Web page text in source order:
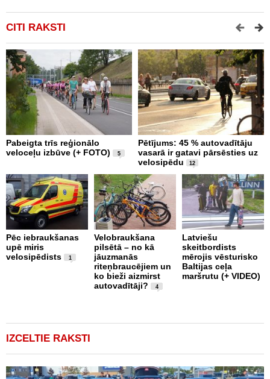
CITI RAKSTI
Pabeigta trīs reģionālo
veloceļu izbūve (+ FOTO)
5
Pētījums: 45 % autovadītāju
vasarā ir gatavi pārsēsties uz
velosipēdu
12
Pēc iebraukšanas
upē miris
velosipēdists
1
Velobraukšana
pilsētā – no kā
jāuzmanās
riteņbraucējiem un
ko bieži aizmirst
autovadītāji?
4
Latviešu
skeitbordists
mērojis vēsturisko
Baltijas ceļa
maršrutu (+ VIDEO)
IZCELTIE RAKSTI